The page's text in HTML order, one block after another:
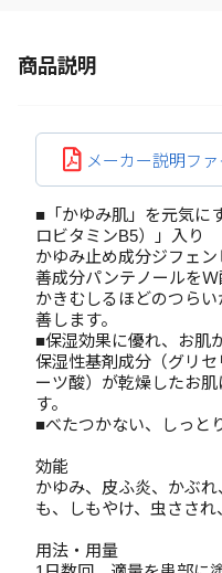
商品説明
メーカー説明ファ
■「かゆみ肌」を元気に
ロビタミンB5）」入り
かゆみ止め成分ジフェ
善成分パンテノールをＷ
かきむしるほどのつら
善します。
■保湿効果に優れ、お肌
保湿性基剤成分（グリ
ーツ酸）が乾燥したお
す。
■べたつかない、しっと
効能
かゆみ、皮ふ炎、かぶ
も、しもやけ、虫さされ
用法・用量